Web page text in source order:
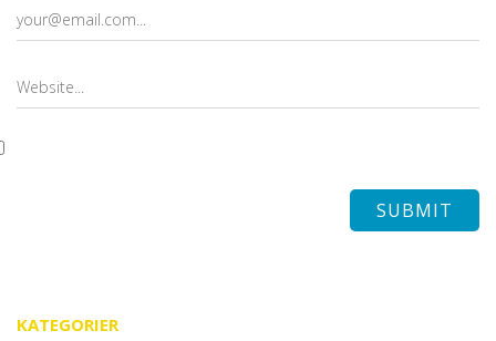
KATEGORIER